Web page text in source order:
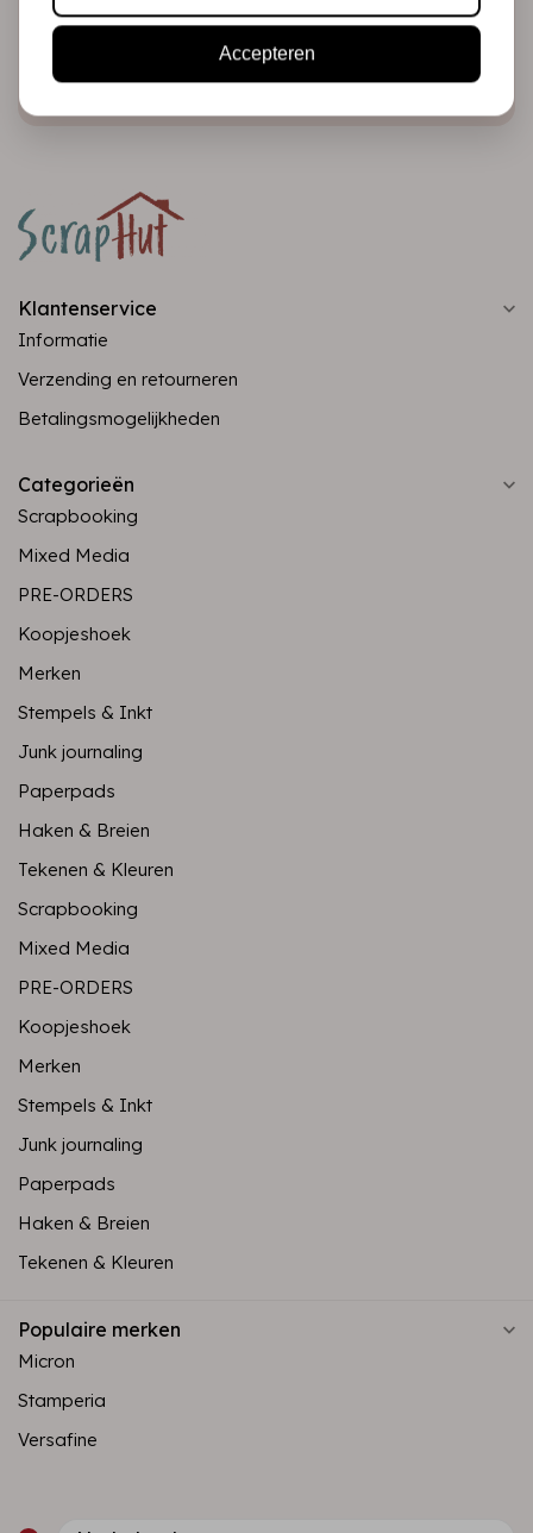
Klantenservice
Informatie
Verzending en retourneren
Betalingsmogelijkheden
Categorieën
Scrapbooking
Mixed Media
PRE-ORDERS
Koopjeshoek
Merken
Stempels & Inkt
Junk journaling
Paperpads
Haken & Breien
Tekenen & Kleuren
Scrapbooking
Mixed Media
PRE-ORDERS
Koopjeshoek
Merken
Stempels & Inkt
Junk journaling
Paperpads
Haken & Breien
Tekenen & Kleuren
Populaire merken
Micron
Stamperia
Versafine
Accepteren